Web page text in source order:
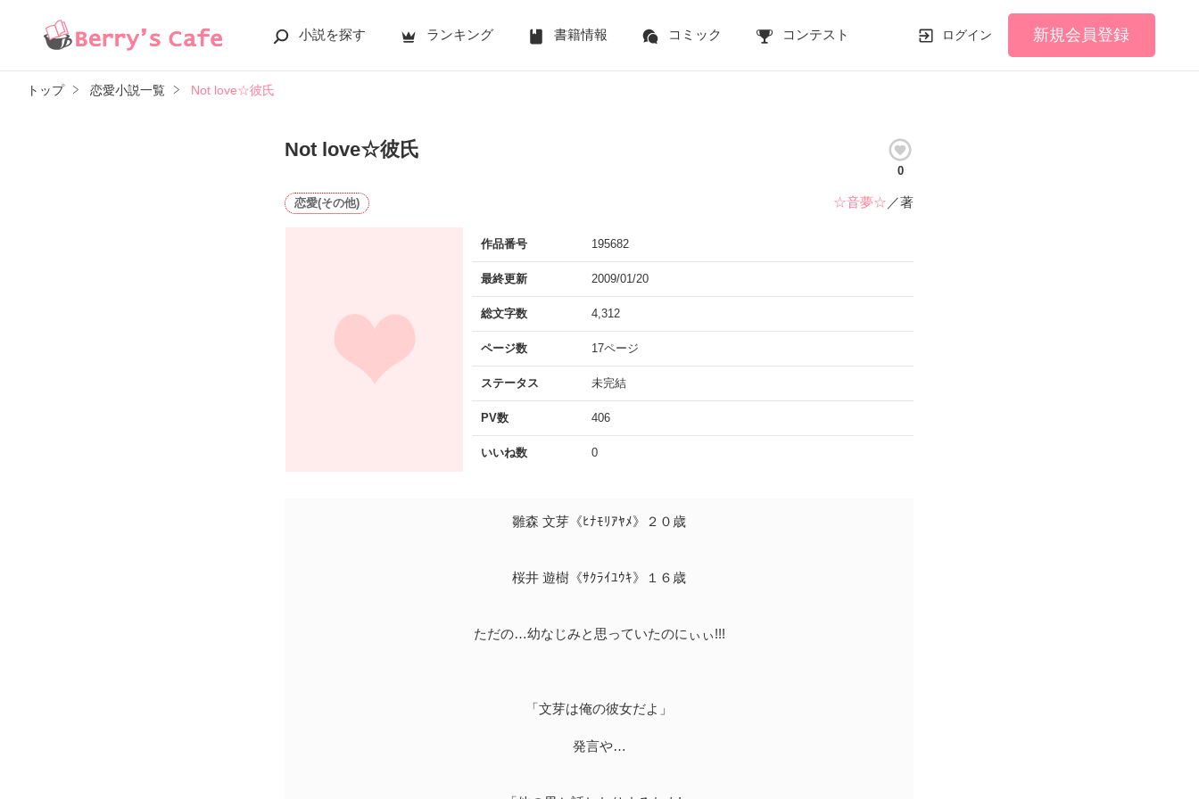
小説を探す ランキング 書籍情報 コミック コンテスト ログイン 新規会員登録
トップ 恋愛小説一覧 Not love☆彼氏
Not love☆彼氏
0
恋愛(その他) ☆音夢☆ ／著
作品番号 195682
最終更新 2009/01/20
総文字数 4,312
ページ数 17ページ
ステータス 未完結
PV数 406
いいね数 0
雛森 文芽《ﾋﾅﾓﾘｱﾔﾒ》２０歳
桜井 遊樹《ｻｸﾗｲﾕｳｷ》１６歳
ただの…幼なじみと思っていたのにぃぃ!!!
「文芽は俺の彼女だよ」
発言や…